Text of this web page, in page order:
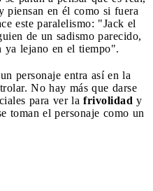
piensan en él como si fuera
este paralelismo: "Jack el
de un sadismo parecido,
ya lejano en el tiempo".
personaje entra así en la
No hay más que darse
para ver la frivolidad y
toman el personaje como un